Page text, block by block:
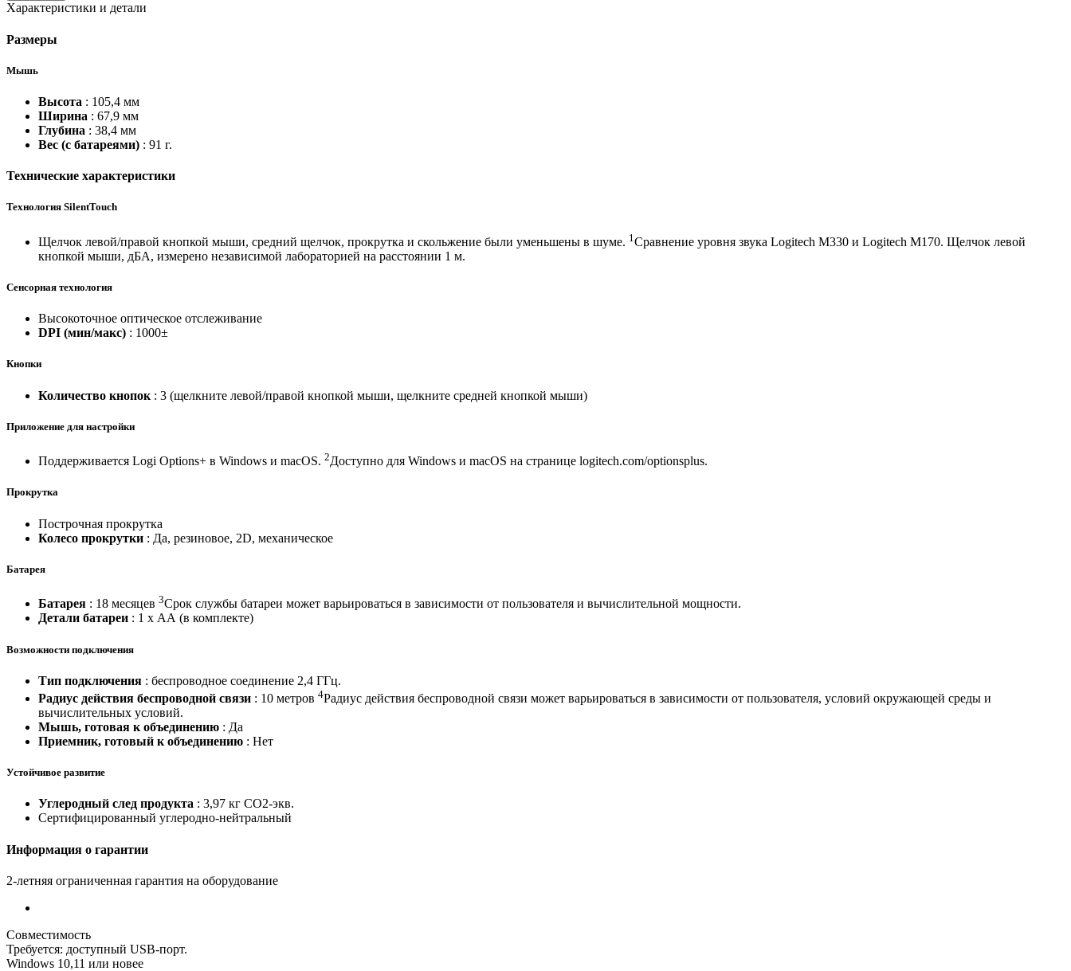
Характеристики и детали
Размеры
Мышь
Высота : 105,4 мм
Ширина : 67,9 мм
Глубина : 38,4 мм
Вес (с батареями) : 91 г.
Технические характеристики
Технология SilentTouch
Щелчок левой/правой кнопкой мыши, средний щелчок, прокрутка и скольжение были уменьшены в шуме. 1 Сравнение уровня звука Logitech M330 и Logitech M170. Щелчок левой
кнопкой мыши, дБА, измерено независимой лабораторией на расстоянии 1 м.
Сенсорная технология
Высокоточное оптическое отслеживание
DPI (мин/макс) : 1000±
Кнопки
Количество кнопок : 3 (щелкните левой/правой кнопкой мыши, щелкните средней кнопкой мыши)
Приложение для настройки
Поддерживается Logi Options+ в Windows и macOS. 2Доступно для Windows и macOS на странице logitech.com/optionsplus.
Прокрутка
Построчная прокрутка
Колесо прокрутки : Да, резиновое, 2D, механическое
Батарея
Батарея : 18 месяцев 3Срок службы батареи может варьироваться в зависимости от пользователя и вычислительной мощности.
Детали батареи : 1 х АА (в комплекте)
Возможности подключения
Тип подключения : беспроводное соединение 2,4 ГГц.
Радиус действия беспроводной связи : 10 метров 4Радиус действия беспроводной связи может варьироваться в зависимости от пользователя, условий окружающей среды и
вычислительных условий.
Мышь, готовая к объединению : Да
Приемник, готовый к объединению : Нет
Устойчивое развитие
Углеродный след продукта : 3,97 кг CO2-экв.
Сертифицированный углеродно-нейтральный
Информация о гарантии
2-летняя ограниченная гарантия на оборудование
Совместимость
Требуется: доступный USB-порт.
Windows 10,11 или новее